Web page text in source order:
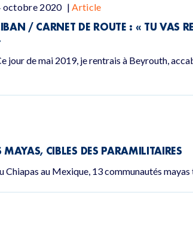
octobre 2020 | Article
/ CARNET DE ROUTE : « TU VAS
jour de mai 2019, je rentrais à Beyrouth,
CIBLES DES PARAMILITAIRES
Chiapas au Mexique, 13 communautés